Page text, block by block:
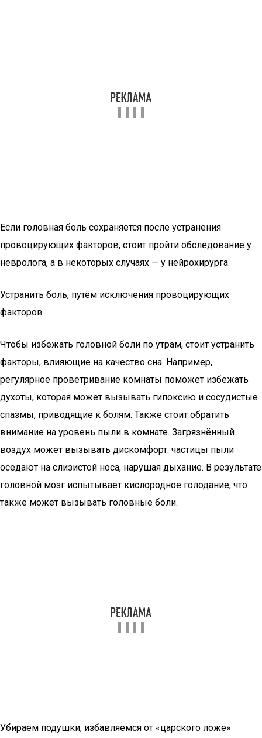
Если головная боль сохраняется после устранения
провоцирующих факторов, стоит пройти обследование у
невролога, а в некоторых случаях — у нейрохирурга.
Устранить боль, путём исключения провоцирующих
факторов
Чтобы избежать головной боли по утрам, стоит устранить
факторы, влияющие на качество сна. Например,
регулярное проветривание комнаты поможет избежать
духоты, которая может вызывать гипоксию и сосудистые
спазмы, приводящие к болям. Также стоит обратить
внимание на уровень пыли в комнате. Загрязнённый
воздух может вызывать дискомфорт: частицы пыли
оседают на слизистой носа, нарушая дыхание. В результате
головной мозг испытывает кислородное голодание, что
также может вызывать головные боли.
Убираем подушки, избавляемся от «царского ложе»